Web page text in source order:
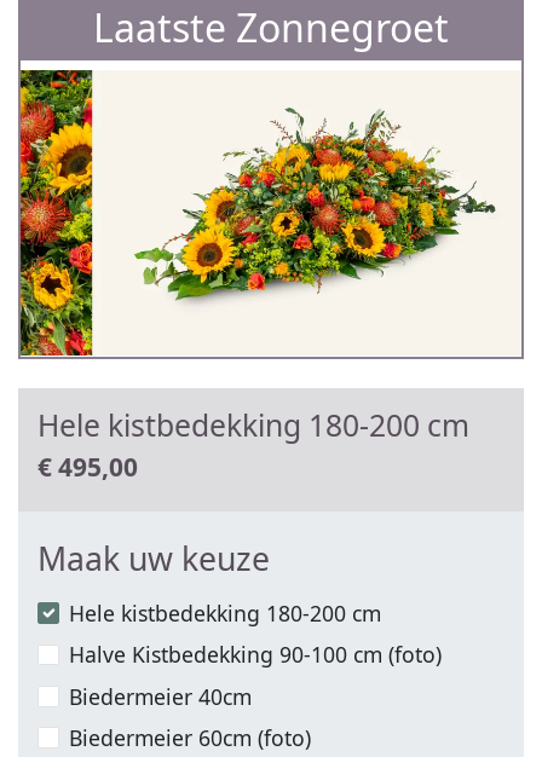
Laatste Zonnegroet
Hele kistbedekking 180-200 cm
€495,00
Maak uw keuze
Hele kistbedekking 180-200 cm
Halve Kistbedekking 90-100 cm (foto)
Biedermeier 40cm
Biedermeier 60cm (foto)